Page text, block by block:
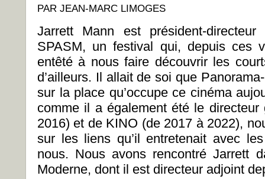
PAR JEAN-MARC LIMOGES
Jarrett Mann est président-
SPASM, un festival qui, depuis ces
entêté à nous faire découvrir les
d’ailleurs. Il allait de soi que
sur la place qu’occupe ce cinéma
comme il a également été le
2016) et de KINO (de 2017 à 2022),
sur les liens qu’il entretenait avec
nous. Nous avons rencontré Jarrett
Moderne, dont il est directeur adjoint